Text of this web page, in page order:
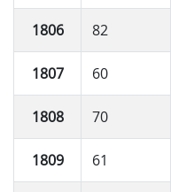
1806 82
1807 60
1808 70
1809 61